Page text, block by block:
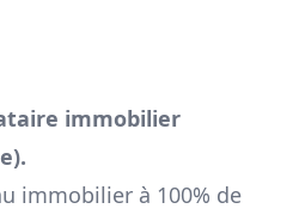
immobilier
).
immobilier à 100% de